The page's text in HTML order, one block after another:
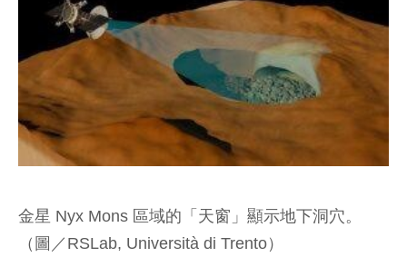
金星 Nyx Mons 區域的「天窗」顯示地下洞穴。
（圖／RSLab, Università di Trento）